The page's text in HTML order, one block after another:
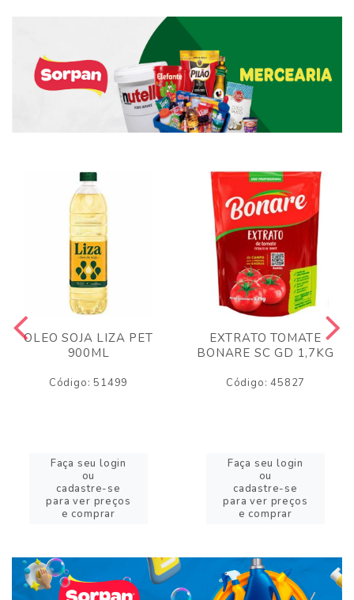
OLEO SOJA LIZA PET
900ML
Código: 51499
Faça seu login
ou
cadastre-se
para ver preços
e comprar
EXTRATO TOMATE
BONARE SC GD 1,7KG
Código: 45827
Faça seu login
ou
cadastre-se
para ver preços
e comprar